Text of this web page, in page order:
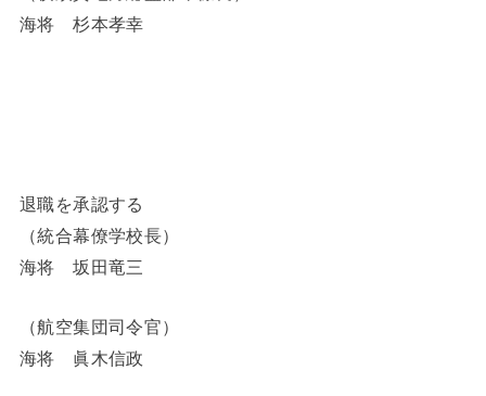
海将 杉本孝幸
退職を承認する
（統合幕僚学校長）
海将 坂田竜三
（航空集団司令官）
海将 眞木信政